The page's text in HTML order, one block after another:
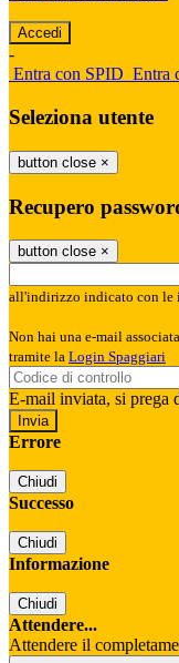
-
Entra con SPID Entra
Seleziona utente
button close ×
Recupero
button close ×
all'indirizzo indicato con le
Non hai una e-mail
tramite la Login Spaggiari
E-mail inviata, si prega
Errore
Chiudi
Successo
Chiudi
Informazione
Chiudi
Attendere...
Attendere il